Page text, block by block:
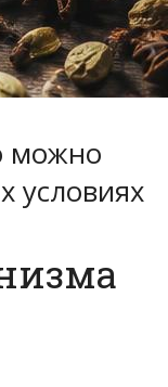
можно
условиях